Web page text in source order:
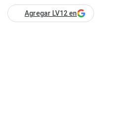
Agregar LV12 en